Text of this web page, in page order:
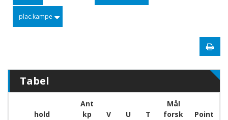
plac.kampe
Tabel
hold
Ant
kp
V U T
Mål
forsk
Point